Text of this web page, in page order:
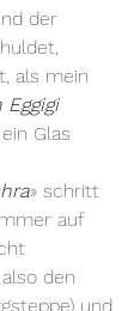
der
als mein
Eggigi
Glas
» schritt
auf
den
und